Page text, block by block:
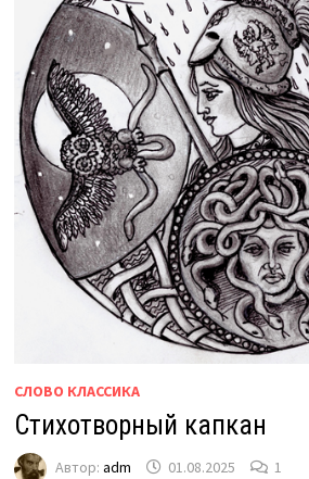
СЛОВО КЛАССИКА
Стихотворный капкан
Автор: adm 01.08.2025 1